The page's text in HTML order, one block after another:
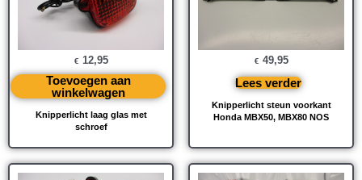
Knipperlicht laag glas met
schroef
€ 12,95
Toevoegen aan
winkelwagen
Knipperlicht steun voorkant
Honda MBX50, MBX80 NOS
€ 49,95
Lees verder